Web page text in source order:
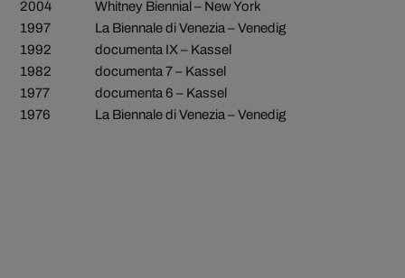
2004
Whitney Biennial – New York
1997
La Biennale di Venezia – Venedig
1992
documenta IX – Kassel
1982
documenta 7 – Kassel
1977
documenta 6 – Kassel
1976
La Biennale di Venezia – Venedig